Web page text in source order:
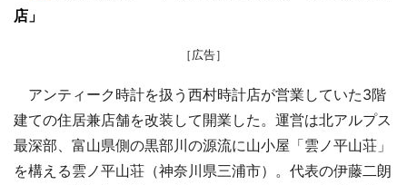
店」
［広告］
アンティーク時計を扱う西村時計店が営業していた3階
建ての住居兼店舗を改装して開業した。運営は北アルプス
最深部、富山県側の黒部川の源流に山小屋「雲ノ平山荘」
を構える雲ノ平山荘（神奈川県三浦市）。代表の伊藤二朗